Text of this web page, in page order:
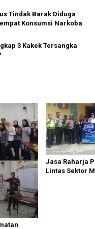
Tindak Barak Diduga
Konsumsi Narkoba
3 Kakek Tersangka
Jasa Raharja
Lintas Sektor